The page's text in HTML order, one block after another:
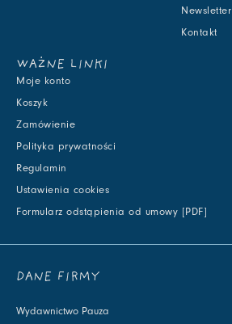
Newsletter
Kontakt
WAŻNE LINKI
Moje konto
Koszyk
Zamówienie
Polityka prywatności
Regulamin
Ustawienia cookies
Formularz odstąpienia od umowy [PDF]
DANE FIRMY
Wydawnictwo Pauza